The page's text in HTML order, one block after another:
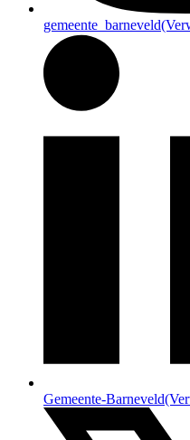
gemeente_barneveld
Gemeente-Barneveld